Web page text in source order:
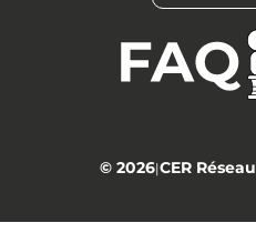
© 2026|CER Réseau